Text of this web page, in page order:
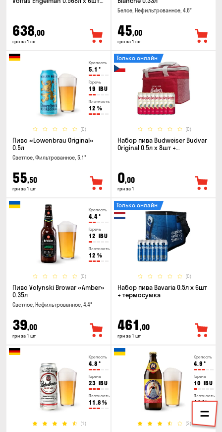
638,00
грн за 1 шт
Белое, Нефильтрованное, 4.6°
45,00
грн за 1 шт
Крепость
5.1 °
Горечь
19 IBU
Плотность
12 %
(0)
Пиво «Lowenbrau Original»
0.5л
Светлое, Фильтрованное, 5.1°
55,50
грн за 1 шт
(0)
Только онлайн
Набор пива Budweiser Budvar
Original 0.5л x 8шт +
0,00
грн за 1
Крепость
4.4°
Горечь
12 IBU
Плотность
12 %
(0)
Пиво Volynski Browar «Amber»
0.35л
Светлое, Нефильтрованное, 4.4°
39,00
грн за 1 шт
(0)
Только онлайн
Набор пива Bavaria 0.5л х 6шт
+ термосумка
461 ,00
грн за 1 шт
Крепость
4.8 °
Горечь
23 IBU
Плотность
11.8 %
(1)
Крепость
4.9 °
Горечь
10 IBU
Плотность
11%
(3)